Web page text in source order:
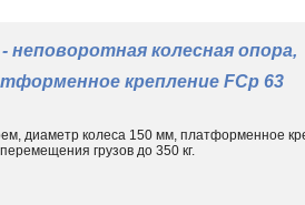
неповоротная колесная опора,
крепление FCp 63
диаметр колеса 150 мм, платформенное
грузов до 350 кг.